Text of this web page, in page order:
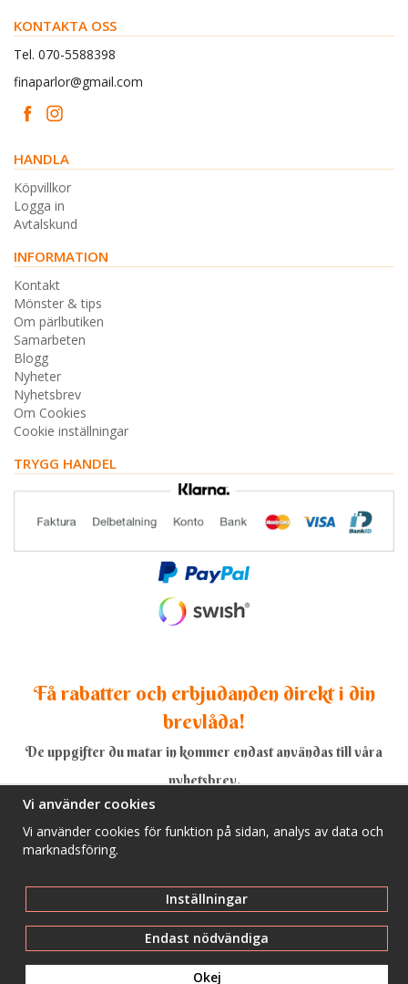
KONTAKTA OSS
Tel. 070-5588398
finaparlor@gmail.com
HANDLA
Köpvillkor
Logga in
Avtalskund
INFORMATION
Kontakt
Mönster & tips
Om pärlbutiken
Samarbeten
Blogg
Nyheter
Nyhetsbrev
Om Cookies
Cookie inställningar
TRYGG HANDEL
Få rabatter och erbjudanden direkt i din
brevlåda!
De uppgifter du matar in kommer endast användas till våra
nyhetsbrev.
Vi använder cookies
Vi använder cookies för funktion på sidan, analys av data och
marknadsföring.
Inställningar
Endast nödvändiga
Okej